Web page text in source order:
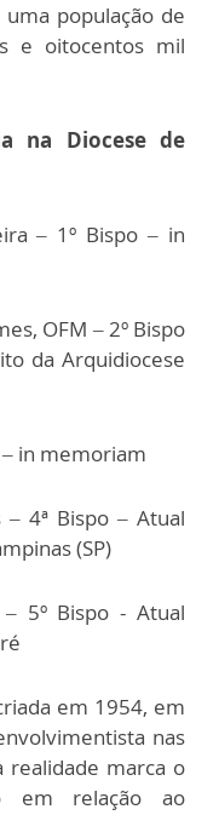
população de
e oitocentos mil
na Diocese de
– 1º Bispo – in
OFM – 2º Bispo
da Arquidiocese
– in memoriam
– 4ª Bispo – Atual
(SP)
5º Bispo - Atual
em 1954, em
nas
realidade marca o
em relação ao